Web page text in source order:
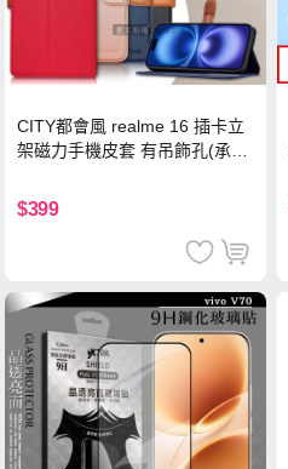
CITY都會風 realme 16 插卡立
架磁力手機皮套 有吊飾孔(承諾
$399